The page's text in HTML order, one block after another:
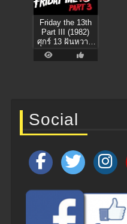
Friday the 13th
Part III (1982)
ศุกร์ 13 ฝันหวาน
ภาค 3
Social